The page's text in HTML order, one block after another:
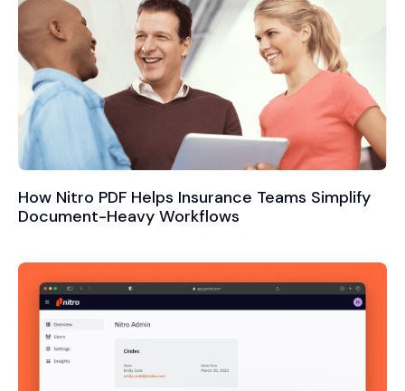
How Nitro PDF Helps Insurance Teams Simplify
Document-Heavy Workflows